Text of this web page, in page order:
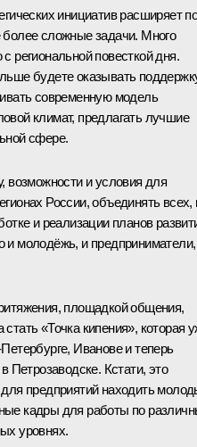
инициатив расширяет
более сложные задачи. Много
региональной повесткой дня.
будете оказывать
современную модель
климат, предлагать лучшие
сфере.
возможности и условия для
России, объединять всех,
и реализации планов
и молодёжь, и предприниматели,
площадкой общения,
«Точка кипения», которая
Иванове и теперь
Петрозаводске. Кстати, это
предприятий находить
кадры для работы по
уровнях.